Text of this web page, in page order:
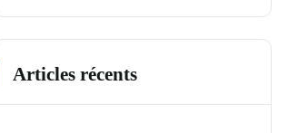
Articles récents